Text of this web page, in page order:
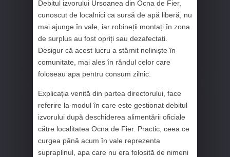
Debitul izvorului Ursoanea din Ocna de Fier,
cunoscut de localnici ca sursă de apă liberă, nu
mai ajunge în vale, iar robineții montați în zona
de surplus au fost opriți sau dezafectați.
Desigur că acest lucru a stârnit neliniște în
comunitate, mai ales în rândul celor care
foloseau apa pentru consum zilnic.
Explicația venită din partea directorului, face
referire la modul în care este gestionat debitul
izvorului după deschiderea alimentării oficiale
către localitatea Ocna de Fier. Practic, ceea ce
curgea până acum în vale reprezenta
supraplinul, apa care nu era folosită de nimeni